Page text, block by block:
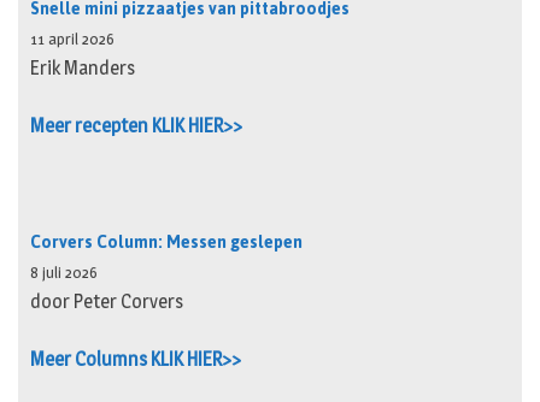
Snelle mini pizzaatjes van pittabroodjes
11 april 2026
Erik Manders
Meer recepten KLIK HIER>>
Corvers Column: Messen geslepen
8 juli 2026
door Peter Corvers
Meer Columns KLIK HIER>>